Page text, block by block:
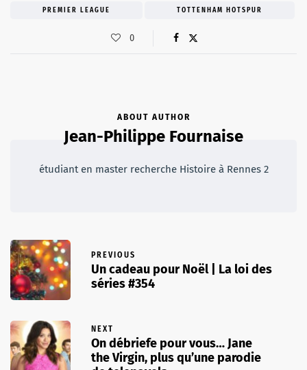
PREMIER LEAGUE TOTTENHAM HOTSPUR
0
ABOUT AUTHOR
Jean-Philippe Fournaise
étudiant en master recherche Histoire à Rennes 2
PREVIOUS
Un cadeau pour Noël | La loi des
séries #354
NEXT
On débriefe pour vous… Jane
the Virgin, plus qu’une parodie